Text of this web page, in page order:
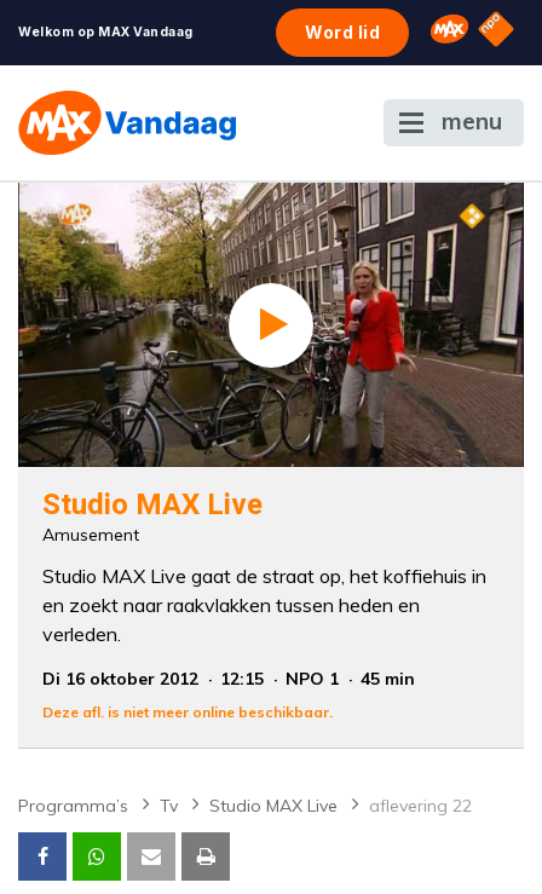
Welkom op MAX Vandaag Word lid Omroep
NPO
menu
Studio MAX Live
Amusement
Studio MAX Live gaat de straat op, het koffiehuis in
en zoekt naar raakvlakken tussen heden en
verleden.
Di 16 oktober 2012 12:15 NPO 1 45 min
Deze afl. is niet meer online beschikbaar.
Programma’s Tv Studio MAX Live aflevering 22